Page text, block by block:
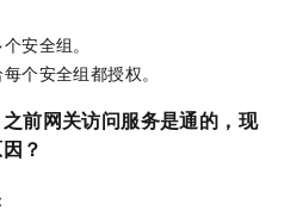
安全组。
个安全组都授权。
前网关访问服务是通的，现
？